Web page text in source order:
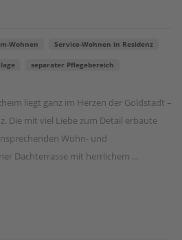
Wohnen Service-Wohnen in Residenz
separater Pflegebereich
liegt ganz im Herzen der Goldstadt –
Die mit viel Liebe zum Detail erbaute
Wohn- und
Dachterrasse mit herrlichem ...